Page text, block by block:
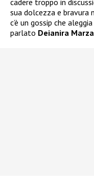
sua dolcezza e bravura
c’è un gossip che
parlato Deianira